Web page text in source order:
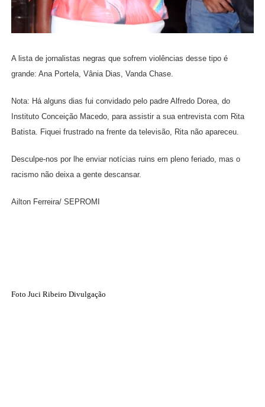
A lista de jornalistas negras que sofrem violências desse tipo é
grande: Ana Portela, Vânia Dias, Vanda Chase.
Nota: Há alguns dias fui convidado pelo padre Alfredo Dorea, do
Instituto Conceição Macedo, para assistir a sua entrevista com Rita
Batista. Fiquei frustrado na frente da televisão, Rita não apareceu.
Desculpe-nos por lhe enviar notícias ruins em pleno feriado, mas o
racismo não deixa a gente descansar.
Ailton Ferreira/ SEPROMI
Foto Juci Ribeiro Divulgação